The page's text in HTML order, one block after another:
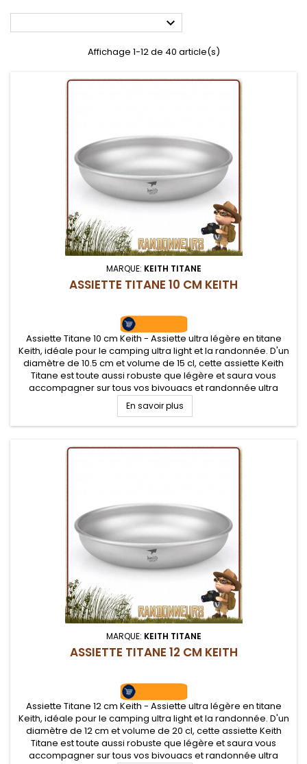

Affichage 1-12 de 40 article(s)
MARQUE: KEITH TITANE
ASSIETTE TITANE 10 CM KEITH
Assiette Titane 10 cm Keith - Assiette ultra légère en titane
Keith, idéale pour le camping ultra light et la randonnée. D'un
diamètre de 10.5 cm et volume de 15 cl, cette assiette Keith
Titane est toute aussi robuste que légère et saura vous
accompagner sur tous vos bivouacs et randonnée ultra
légère
En savoir plus
MARQUE: KEITH TITANE
ASSIETTE TITANE 12 CM KEITH
Assiette Titane 12 cm Keith - Assiette ultra légère en titane
Keith, idéale pour le camping ultra light et la randonnée. D'un
diamètre de 12 cm et volume de 20 cl, cette assiette Keith
Titane est toute aussi robuste que légère et saura vous
accompagner sur tous vos bivouacs et randonnée ultra